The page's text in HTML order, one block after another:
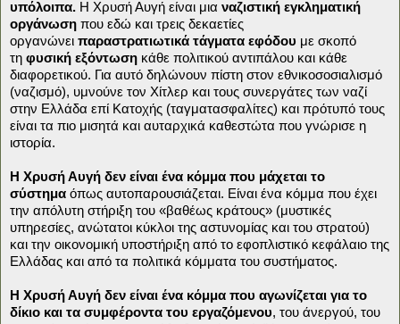
υπόλοιπα. Η Χρυσή Αυγή είναι μια ναζιστική εγκληματική
οργάνωση που εδώ και τρεις δεκαετίες
οργανώνει παραστρατιωτικά τάγματα εφόδου με σκοπό
τη φυσική εξόντωση κάθε πολιτικού αντιπάλου και κάθε
διαφορετικού. Για αυτό δηλώνουν πίστη στον εθνικοσοσιαλισμό
(ναζισμό), υμνούνε τον Χίτλερ και τους συνεργάτες των ναζί
στην Ελλάδα επί Κατοχής (ταγματασφαλίτες) και πρότυπό τους
είναι τα πιο μισητά και αυταρχικά καθεστώτα που γνώρισε η
ιστορία.
Η Χρυσή Αυγή δεν είναι ένα κόμμα που μάχεται το
σύστημα όπως αυτοπαρουσιάζεται. Είναι ένα κόμμα που έχει
την απόλυτη στήριξη του «βαθέως κράτους» (μυστικές
υπηρεσίες, ανώτατοι κύκλοι της αστυνομίας και του στρατού)
και την οικονομική υποστήριξη από το εφοπλιστικό κεφάλαιο της
Ελλάδας και από τα πολιτικά κόμματα του συστήματος.
Η Χρυσή Αυγή δεν είναι ένα κόμμα που αγωνίζεται για το
δίκιο και τα συμφέροντα του εργαζόμενου, του άνεργού, του